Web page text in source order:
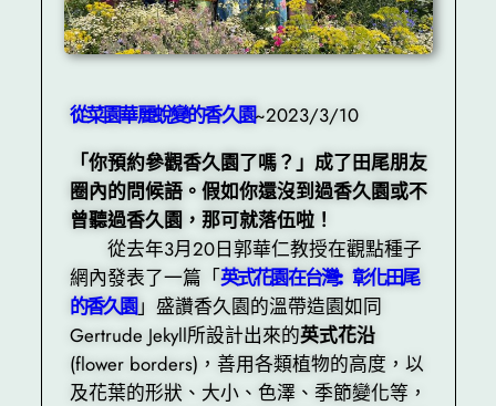
從菜園華麗蛻變的香久園~2023/3/10
「你預約參觀香久園了嗎？」成了田尾朋友
圈內的問候語。假如你還沒到過香久園或不
曾聽過香久園，那可就落伍啦！
從去年3月20日郭華仁教授在觀點種子
網內發表了一篇「英式花園在台灣: 彰化田尾
的香久園」盛讚香久園的溫帶造園如同
Gertrude Jekyll所設計出來的英式花沿
(flower borders)，善用各類植物的高度，以
及花葉的形狀、大小、色澤、季節變化等，